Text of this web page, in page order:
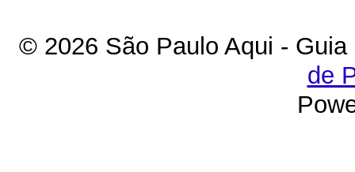
© 2026 São Paulo Aqui -
de